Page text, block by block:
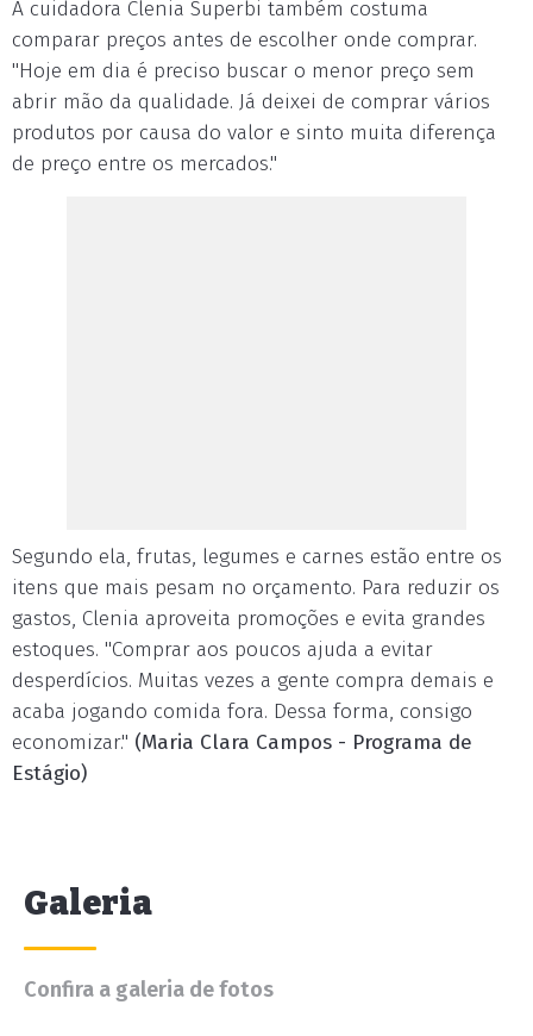
A cuidadora Clenia Superbi também costuma
comparar preços antes de escolher onde comprar.
"Hoje em dia é preciso buscar o menor preço sem
abrir mão da qualidade. Já deixei de comprar vários
produtos por causa do valor e sinto muita diferença
de preço entre os mercados."
Segundo ela, frutas, legumes e carnes estão entre os
itens que mais pesam no orçamento. Para reduzir os
gastos, Clenia aproveita promoções e evita grandes
estoques. "Comprar aos poucos ajuda a evitar
desperdícios. Muitas vezes a gente compra demais e
acaba jogando comida fora. Dessa forma, consigo
economizar." (Maria Clara Campos - Programa de
Estágio)
Galeria
Confira a galeria de fotos